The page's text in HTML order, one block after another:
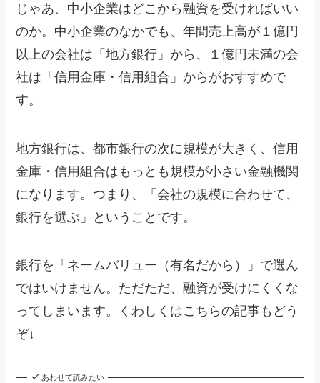
じゃあ、中小企業はどこから融資を受ければいい
のか。中小企業のなかでも、年間売上高が１億円
以上の会社は「地方銀行」から、１億円未満の会
社は「信用金庫・信用組合」からがおすすめで
す。
地方銀行は、都市銀行の次に規模が大きく、信用
金庫・信用組合はもっとも規模が小さい金融機関
になります。つまり、「会社の規模に合わせて、
銀行を選ぶ」ということです。
銀行を「ネームバリュー（有名だから）」で選ん
ではいけません。ただただ、融資が受けにくくな
ってしまいます。くわしくはこちらの記事もどう
ぞ↓
あわせて読みたい